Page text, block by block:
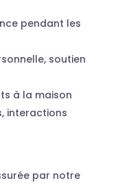
pendant les
soutien
à la maison
interactions
par notre